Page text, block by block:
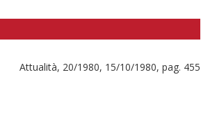
Attualità, 20/1980, 15/10/1980, pag. 455